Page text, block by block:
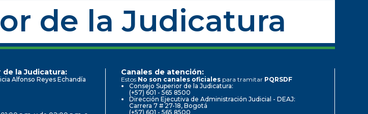
de la Judicatura
la Judicatura:
Alfonso Reyes Echandía
Canales de atención:
Estos No son canales oficiales para tramitar PQRSDF
Consejo Superior de la Judicatura:
(+57) 601 - 565 8500
Dirección Ejecutiva de Administración Judicial - DEAJ:
Carrera 7 # 27-18, Bogotá
(+57) 601 - 565 8500